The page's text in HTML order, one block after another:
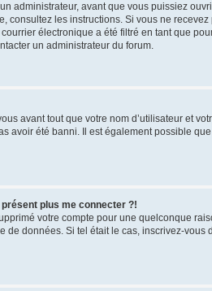
administrateur, avant que vous puissiez
consultez les instructions. Si vous ne
électronique a été filtré en tant que
un administrateur du forum.
avant tout que votre nom d’utilisateur et
avoir été banni. Il est également possible
plus me connecter ?!
votre compte pour une quelconque
données. Si tel était le cas, inscrivez-